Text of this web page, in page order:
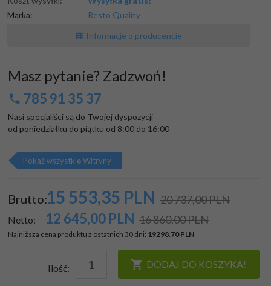
Marka:
Resto Quality
Informacje o producencie
Masz pytanie? Zadzwoń!
785 91 35 37
Nasi specjaliści są do Twojej dyspozycji
od poniedziałku do piątku od 8:00 do 16:00
Pokaż wszystkie Witryny
Brutto:15 553,35 PLN 20 737,00 PLN
Netto: 12 645,00 PLN 16 860,00 PLN
Najniższa cena produktu z ostatnich 30 dni: 19298.70 PLN
Ilość: DODAJ DO KOSZYKA!